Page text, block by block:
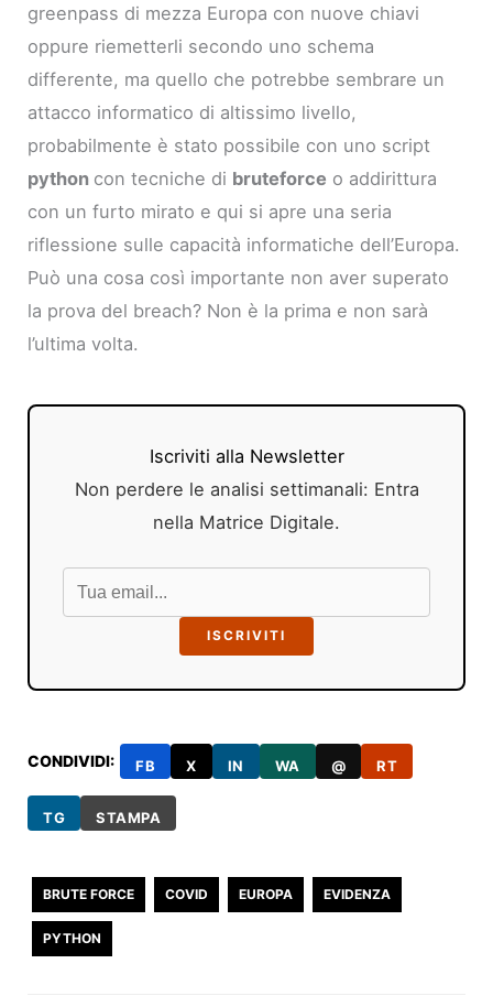
greenpass di mezza Europa con nuove chiavi
oppure riemetterli secondo uno schema
differente, ma quello che potrebbe sembrare un
attacco informatico di altissimo livello,
probabilmente è stato possibile con uno script
python con tecniche di bruteforce o addirittura
con un furto mirato e qui si apre una seria
riflessione sulle capacità informatiche dell’Europa.
Può una cosa così importante non aver superato
la prova del breach? Non è la prima e non sarà
l’ultima volta.
Iscriviti alla Newsletter
Non perdere le analisi settimanali: Entra
nella Matrice Digitale.
ISCRIVITI
CONDIVIDI: FB X IN WA @ RT
TG STAMPA
BRUTE FORCE COVID EUROPA EVIDENZA
PYTHON